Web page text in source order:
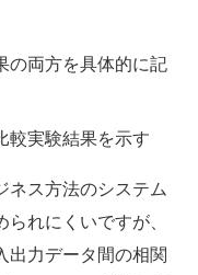
の両方を具体的に記
較実験結果を示す
ネス方法のシステム
れにくいですが、
出力データ間の相関